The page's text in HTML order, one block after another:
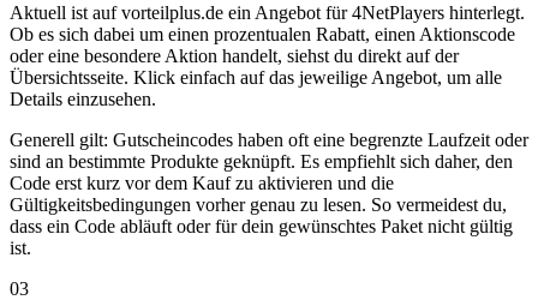
Aktuell ist auf vorteilplus.de ein Angebot für 4NetPlayers hinterlegt.
Ob es sich dabei um einen prozentualen Rabatt, einen Aktionscode
oder eine besondere Aktion handelt, siehst du direkt auf der
Übersichtsseite. Klick einfach auf das jeweilige Angebot, um alle
Details einzusehen.
Generell gilt: Gutscheincodes haben oft eine begrenzte Laufzeit oder
sind an bestimmte Produkte geknüpft. Es empfiehlt sich daher, den
Code erst kurz vor dem Kauf zu aktivieren und die
Gültigkeitsbedingungen vorher genau zu lesen. So vermeidest du,
dass ein Code abläuft oder für dein gewünschtes Paket nicht gültig
ist.
03